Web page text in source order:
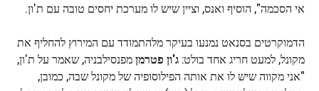
אי הסכמה", הוסיף ואנס, וציין שיש לו מערכת יחסים טובה עם ת'ון.
הדמוקרטים בסנאט נמנעו בעיקר מלהתמודד עם המירוץ להחליף את
מקונל, למעט חריג אחד בולט: ג'ון פטרמןמפנסילבניה, שאמר על ת'ון,
"אני מקווה שיש לו את אותה הפילוסופיה של מקונל שבה, כמובן,